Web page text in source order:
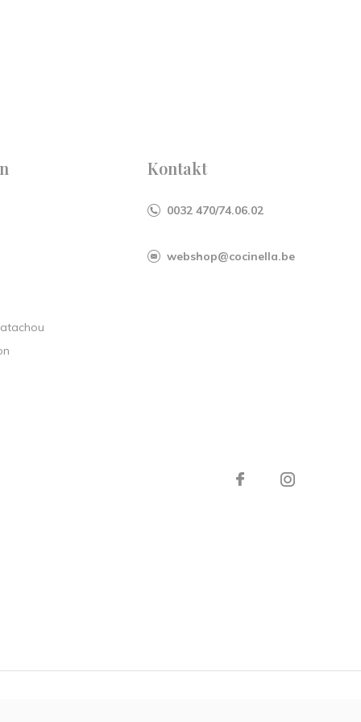
Kontakt
0032 470/74.06.02
webshop@cocinella.be